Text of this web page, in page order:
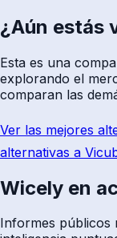
¿Aún estás
Esta es una
explorando el
comparan las
Ver las mejores
alternativas a
Wicely en
Informes públicos